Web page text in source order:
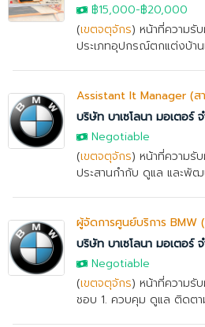
฿15,000-฿20,000
(เขตจตุจักร) หน้าที่ความ
ประเภทอุปกรณ์ตกแต่งบ้าน
Assistant It Manager (ส
บริษัท บาเซโลนา มอเตอร์
Negotiable
(เขตจตุจักร) หน้าที่ความรั
ประสานกํากับ ดูแล และพัฒ
ผู้จัดการศูนย์บริการ BMW (
บริษัท บาเซโลนา มอเตอร์
Negotiable
(เขตจตุจักร) หน้าที่ความรั
ชอบ 1. ควบคุม ดูแล ติดตา